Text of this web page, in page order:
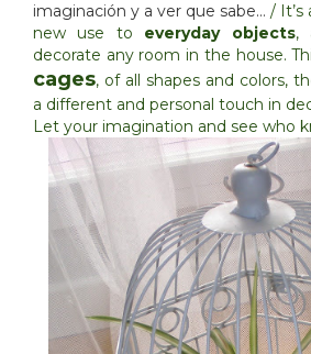
imaginación y a ver que sabe… / It’s
new use to everyday objects,
decorate any room in the house.
cages, of all shapes and colors,
a different and personal touch in
Let your imagination and see who